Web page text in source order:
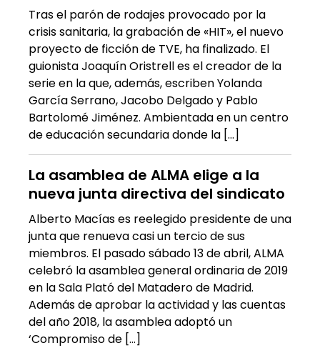
Tras el parón de rodajes provocado por la
crisis sanitaria, la grabación de «HIT», el nuevo
proyecto de ficción de TVE, ha finalizado. El
guionista Joaquín Oristrell es el creador de la
serie en la que, además, escriben Yolanda
García Serrano, Jacobo Delgado y Pablo
Bartolomé Jiménez. Ambientada en un centro
de educación secundaria donde la […]
La asamblea de ALMA elige a la
nueva junta directiva del sindicato
Alberto Macías es reelegido presidente de una
junta que renueva casi un tercio de sus
miembros. El pasado sábado 13 de abril, ALMA
celebró la asamblea general ordinaria de 2019
en la Sala Plató del Matadero de Madrid.
Además de aprobar la actividad y las cuentas
del año 2018, la asamblea adoptó un
‘Compromiso de […]